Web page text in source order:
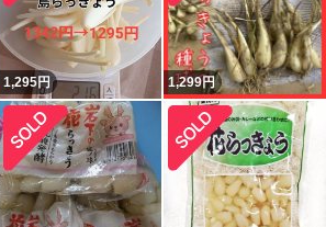
1,295円 1,299円